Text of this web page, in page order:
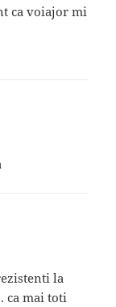
ca voiajor mi
la
ca mai toti